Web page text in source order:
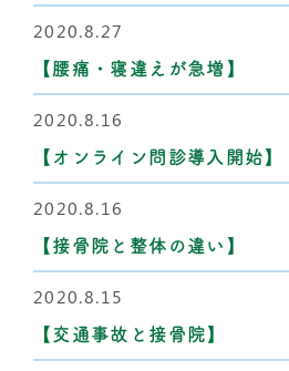
2020.8.27
【腰痛・寝違えが急増】
2020.8.16
【オンライン問診導入開始】
2020.8.16
【接骨院と整体の違い】
2020.8.15
【交通事故と接骨院】